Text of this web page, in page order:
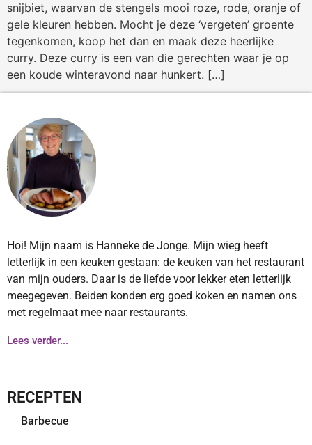
snijbiet, waarvan de stengels mooi roze, rode, oranje of
gele kleuren hebben. Mocht je deze ‘vergeten’ groente
tegenkomen, koop het dan en maak deze heerlijke
curry. Deze curry is een van die gerechten waar je op
een koude winteravond naar hunkert. […]
Hoi! Mijn naam is Hanneke de Jonge. Mijn wieg heeft
letterlijk in een keuken gestaan: de keuken van het restaurant
van mijn ouders. Daar is de liefde voor lekker eten letterlijk
meegegeven. Beiden konden erg goed koken en namen ons
met regelmaat mee naar restaurants.
Lees verder...
RECEPTEN
Barbecue